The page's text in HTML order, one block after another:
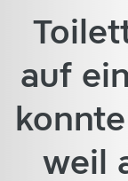
auf
weil